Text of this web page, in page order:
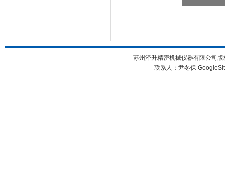
苏州泽升精密机械仪器有限公司
联系人：尹冬保